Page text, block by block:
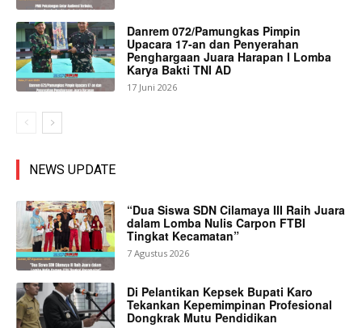
Danrem 072/Pamungkas Pimpin
Upacara 17-an dan Penyerahan
Penghargaan Juara Harapan I Lomba
Karya Bakti TNI AD
17 Juni 2026
NEWS UPDATE
“Dua Siswa SDN Cilamaya III Raih Juara
dalam Lomba Nulis Carpon FTBI
Tingkat Kecamatan”
7 Agustus 2026
Di Pelantikan Kepsek Bupati Karo
Tekankan Kepemimpinan Profesional
Dongkrak Mutu Pendidikan